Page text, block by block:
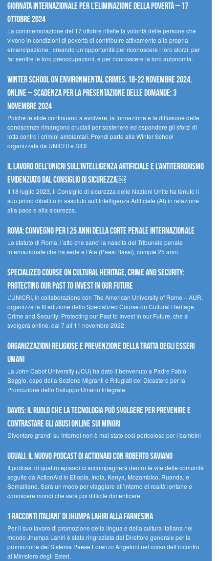
Giornata internazionale per l’eliminazione della povertà – 17
ottobre 2024
La commemorazione del 17 ottobre riflette la volontà delle persone che
vivono in condizioni di povertà di contribuire attivamente alla propria
emancipazione, creando un’opportunità per riconoscere i loro sforzi, per
far sentire le loro preoccupazioni, e per riconoscere la loro autonomia.
Winter School on Environmental Crimes, 18-22 novembre 2024,
Online – Scadenza per la presentazione delle domande: 3
novembre 2024
Poiché le sfide continuano a evolvere, la formazione e la diffusione delle
conoscenze rimangono cruciali per sostenere ed espandere gli sforzi di
lotta contro i crimini ambientali. Prendi parte alla Winter School
organizzata da UNICRI e SIOI.
Il lavoro dell’UNICRI sull’intelligenza artificiale e l’antiterrorismo
evidenziato dal Consiglio di Sicurezza￼
Il 18 luglio 2023, il Consiglio di sicurezza delle Nazioni Unite ha tenuto il
suo primo dibattito in assoluto sull’Intelligenza Artificiale (AI) in relazione
alla pace e alla sicurezza.
Roma: convegno per i 25 anni della Corte penale internazionale
Lo statuto di Roma, l’atto che sancì la nascita del Tribunale penale
internazionale che ha sede a l’Aia (Paesi Bassi), compie 25 anni.
Specialized Course on Cultural Heritage, Crime and Security:
Protecting our Past to Invest in our Future
L’UNICRI, in collaborazione con The American University of Rome – AUR,
organizza la III edizione dello Specialized Course on Cultural Heritage,
Crime and Security: Protecting our Past to Invest in our Future, che si
svolgerà online, dal 7 all’11 novembre 2022.
Organizzazioni religiose e prevenzione della tratta degli esseri
umani
La John Cabot University (JCU) ha dato il benvenuto a Padre Fabio
Baggio, capo della Sezione Migranti e Rifugiati del Dicastero per la
Promozione dello Sviluppo Umano Integrale.
Davos: il ruolo che la tecnologia può svolgere per prevenire e
contrastare gli abusi online sui minori
Diventare grandi su Internet non è mai stato così pericoloso per i bambini
UGUALI, il nuovo podcast di ACTIONAID con Roberto Saviano
Il podcast di quattro episodi ci accompagnerà dentro le vite delle comunità
seguite da ActionAid in Etiopia, India, Kenya, Mozambico, Ruanda, e
Somaliland. Sarà un modo per viaggiare all’interno di realtà lontane e
conoscere mondi che sarà poi difficile dimenticare.
‘I racconti italiani’ di Jhumpa Lahiri alla Farnesina
Per il suo lavoro di promozione della lingua e della cultura italiana nel
mondo Jhumpa Lahiri è stata ringraziata dal Direttore generale per la
promozione del Sistema Paese Lorenzo Angeloni nel corso dell’incontro
al Ministero degli Esteri.